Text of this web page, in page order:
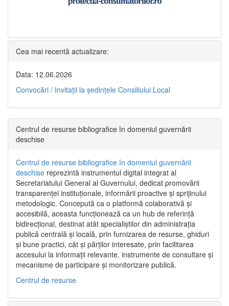
Cea mai recentă actualizare:
Data: 12.06.2026
Convocări / Invitaţii la şedinţele Consiliului Local
Centrul de resurse bibliografice în domeniul guvernării
deschise
Centrul de resurse bibliografice în domeniul guvernării
deschise reprezintă instrumentul digital integrat al
Secretariatului General al Guvernului, dedicat promovării
transparenței instituționale, informării proactive și sprijinului
metodologic. Concepută ca o platformă colaborativă și
accesibilă, aceasta funcționează ca un hub de referință
bidirecțional, destinat atât specialiștilor din administrația
publică centrală și locală, prin furnizarea de resurse, ghiduri
și bune practici, cât și părților interesate, prin facilitarea
accesului la informații relevante, instrumente de consultare și
mecanisme de participare și monitorizare publică.
Centrul de resurse